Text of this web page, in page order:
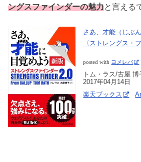
ングスファインダーの魅力と言える
さあ、才能（じ
〈ストレングス・
posted with ヨメレバ
トム・ラス/古屋
2017年04月14日
楽天ブックス